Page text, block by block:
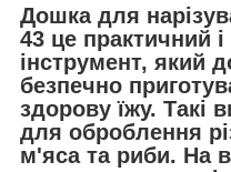
Дошка для
43 це практичний і
інструмент, який
безпечно
здорову їжу. Такі
для оброблення
м'яса та риби. На